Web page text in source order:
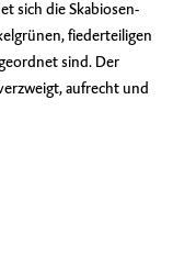
sich die Skabiosen-
fiederteiligen
sind. Der
aufrecht und